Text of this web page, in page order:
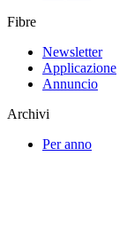
Fibre
Newsletter
Applicazione
Annuncio
Archivi
Per anno